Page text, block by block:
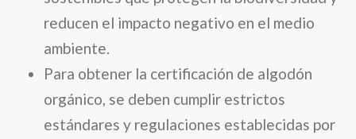
reducen el impacto negativo en el medio
ambiente.
Para obtener la certificación de algodón
orgánico, se deben cumplir estrictos
estándares y regulaciones establecidas por